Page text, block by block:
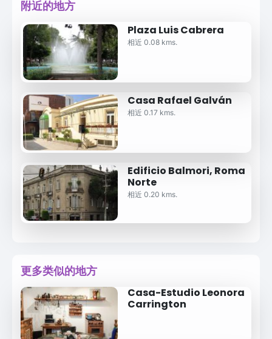
附近的地方
Plaza Luis Cabrera
相近 0.08 kms.
Casa Rafael Galván
相近 0.17 kms.
Edificio Balmori, Roma
Norte
相近 0.20 kms.
更多类似的地方
Casa-Estudio Leonora
Carrington